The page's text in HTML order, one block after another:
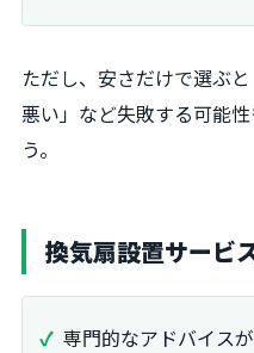
ただし、安さだけで選ぶ
悪い」など失敗する可能
う。
換気扇設置サービ
専門的なアドバイス